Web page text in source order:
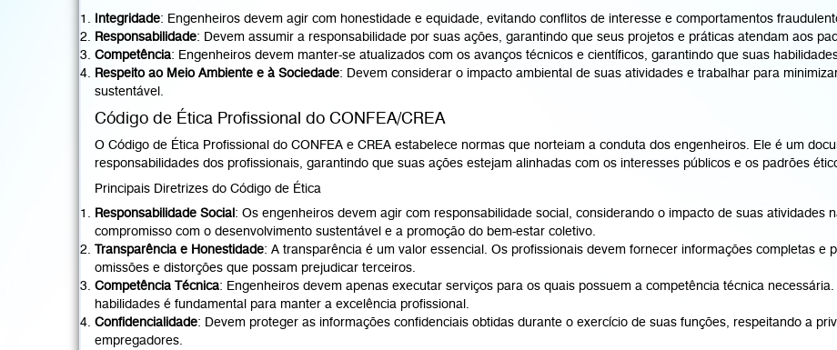
Integridade: Engenheiros devem agir com honestidade e equidade, evitando conflitos de interesse e comportamentos
Responsabilidade: Devem assumir a responsabilidade por suas ações, garantindo que seus projetos e práticas atendam aos
Competência: Engenheiros devem manter-se atualizados com os avanços técnicos e científicos, garantindo que suas
Respeito ao Meio Ambiente e à Sociedade: Devem considerar o impacto ambiental de suas atividades e trabalhar para
sustentável.
Código de Ética Profissional do CONFEA/CREA
O Código de Ética Profissional do CONFEA e CREA estabelece normas que norteiam a conduta dos engenheiros. Ele é um
responsabilidades dos profissionais, garantindo que suas ações estejam alinhadas com os interesses públicos e os padrões
Principais Diretrizes do Código de Ética
Responsabilidade Social: Os engenheiros devem agir com responsabilidade social, considerando o impacto de suas atividades
compromisso com o desenvolvimento sustentável e a promoção do bem-estar coletivo.
Transparência e Honestidade: A transparência é um valor essencial. Os profissionais devem fornecer informações completas e
omissões e distorções que possam prejudicar terceiros.
Competência Técnica: Engenheiros devem apenas executar serviços para os quais possuem a competência técnica
habilidades é fundamental para manter a excelência profissional.
Confidencialidade: Devem proteger as informações confidenciais obtidas durante o exercício de suas funções, respeitando a
empregadores.